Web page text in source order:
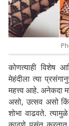
कोणत्याही विशेष
मेहंदीला त्या
महत्त्व आहे. अनेकदा
असो, उत्सव असो
शोभा वाढवते.